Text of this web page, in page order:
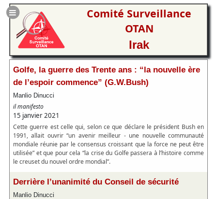
Comité Surveillance
OTAN
Irak
Golfe, la guerre des Trente ans : “la nouvelle ère
de l’espoir commence” (G.W.Bush)
Manlio Dinucci
il manifesto
15 janvier 2021
Cette guerre est celle qui, selon ce que déclare le président Bush en
1991, allait ouvrir “un avenir meilleur - une nouvelle communauté
mondiale réunie par le consensus croissant que la force ne peut être
utilisée” et que pour cela “la crise du Golfe passera à l’histoire comme
le creuset du nouvel ordre mondial”.
Derrière l’unanimité du Conseil de sécurité
Manlio Dinucci